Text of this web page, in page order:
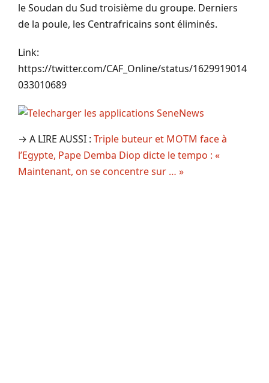
le Soudan du Sud troisième du groupe. Derniers
de la poule, les Centrafricains sont éliminés.
Link:
https://twitter.com/CAF_Online/status/1629919014
033010689
→ A LIRE AUSSI : Triple buteur et MOTM face à
l’Egypte, Pape Demba Diop dicte le tempo : «
Maintenant, on se concentre sur … »